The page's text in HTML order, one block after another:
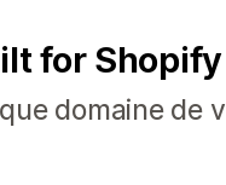
for
domaine de